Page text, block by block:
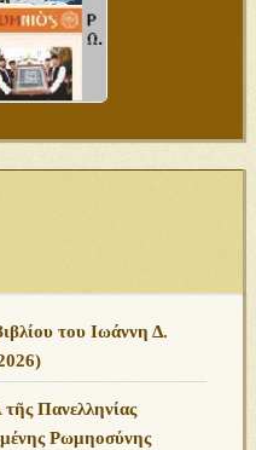
του Ιωάννη Δ.
Πανελληνίας
Ρωμηοσύνης